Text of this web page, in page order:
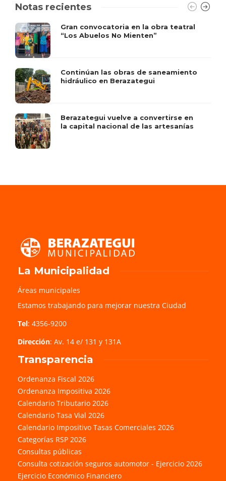
Notas recientes
Gran convocatoria en la obra teatral
“Los Abuelos No Mienten”
Continúan las obras de saneamiento
hidráulico en Berazategui
Berazategui vuelve a convertirse en
la capital nacional de las artesanías
La Municipalidad
Áreas municipales
Estamos trabajando para mejorar nuestra Ciudad
Tel: 4356-9200
Dirección: Av. 14 e/ 131 y 131A
Transparencia
Ordenanza Fiscal 2026
Ordenanza Impositiva 2026
Calendario Tributario 2026
Calendario Tasa Vial 2026
Calendario Impositivo Tasas Comerciales 2026
Categorías RSP 2026
Consultas públicas
Consulta cotización seguros automotor - Ejercicio 2026
Ejercicio Económico Financiero